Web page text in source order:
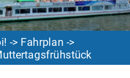
-> Fahrplan ->